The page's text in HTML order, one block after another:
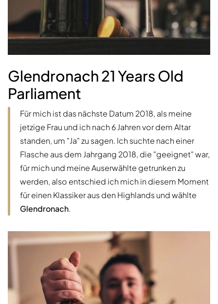
Glendronach 21 Years Old
Parliament
Für mich ist das nächste Datum 2018, als meine
jetzige Frau und ich nach 6 Jahren vor dem Altar
standen, um "Ja" zu sagen. Ich suchte nach einer
Flasche aus dem Jahrgang 2018, die "geeignet" war,
für mich und meine Auserwählte getrunken zu
werden, also entschied ich mich in diesem Moment
für einen Klassiker aus den Highlands und wählte
Glendronach.